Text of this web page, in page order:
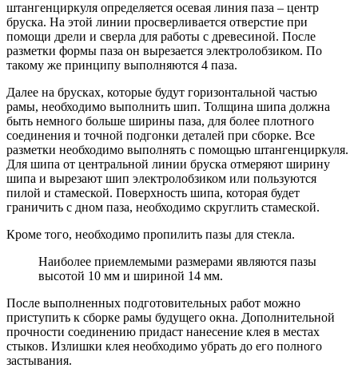
штангенциркуля определяется осевая линия паза – центр
бруска. На этой линии просверливается отверстие при
помощи дрели и сверла для работы с древесиной. После
разметки формы паза он вырезается электролобзиком. По
такому же принципу выполняются 4 паза.
Далее на брусках, которые будут горизонтальной частью
рамы, необходимо выполнить шип. Толщина шипа должна
быть немного больше ширины паза, для более плотного
соединения и точной подгонки деталей при сборке. Все
разметки необходимо выполнять с помощью штангенциркуля.
Для шипа от центральной линии бруска отмеряют ширину
шипа и вырезают шип электролобзиком или пользуются
пилой и стамеской. Поверхность шипа, которая будет
граничить с дном паза, необходимо скруглить стамеской.
Кроме того, необходимо пропилить пазы для стекла.
Наиболее приемлемыми размерами являются пазы
высотой 10 мм и шириной 14 мм.
После выполненных подготовительных работ можно
приступить к сборке рамы будущего окна. Дополнительной
прочности соединению придаст нанесение клея в местах
стыков. Излишки клея необходимо убрать до его полного
застывания.